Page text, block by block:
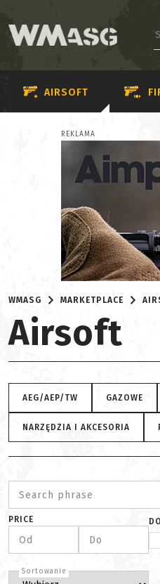
AIRSOFT
REKLAMA
WMASG MARKETPLACE
Airsoft
AEG/AEP/TW GAZOWE
NARZĘDZIA I AKCESORIA
Search phrase
PRICE
Od Do
Sortowanie